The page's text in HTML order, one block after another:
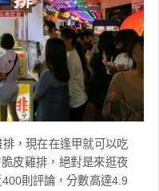
，現在在逢甲就可以吃
皮雞排，絕對是來逛夜
則評論，分數高達4.9